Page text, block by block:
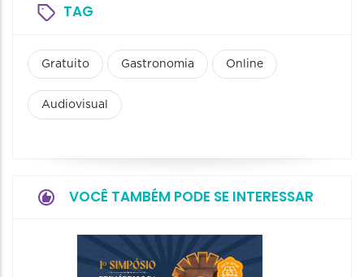
TAG
Gratuito Gastronomia Online
Audiovisual
VOCÊ TAMBÉM PODE SE INTERESSAR